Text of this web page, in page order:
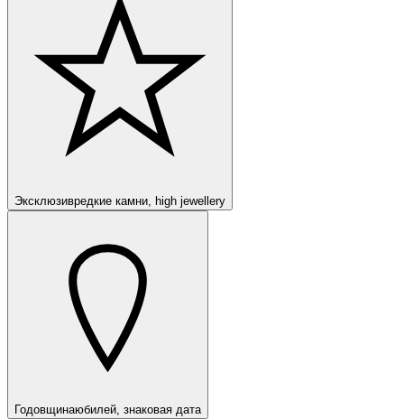
Эксклюзивредкие камни, high jewellery
Годовщинаюбилей, знаковая дата